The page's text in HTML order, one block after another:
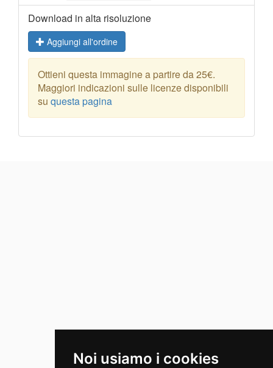
Noi usiamo i cookies
Download in alta risoluzione
Aggiungi all'ordine
Ottieni questa immagine a partire da 25€.
Maggiori indicazioni sulle licenze disponibili
su questa pagina